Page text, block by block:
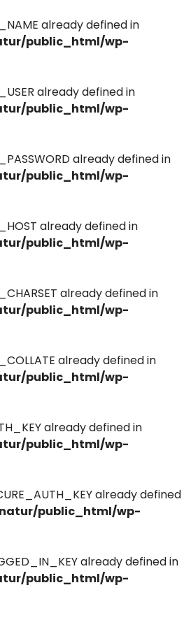
already defined in
public_html/wp-
already defined in
public_html/wp-
already defined in
public_html/wp-
already defined in
public_html/wp-
already defined in
public_html/wp-
already defined in
public_html/wp-
already defined in
public_html/wp-
already defined
public_html/wp-
already defined in
public_html/wp-